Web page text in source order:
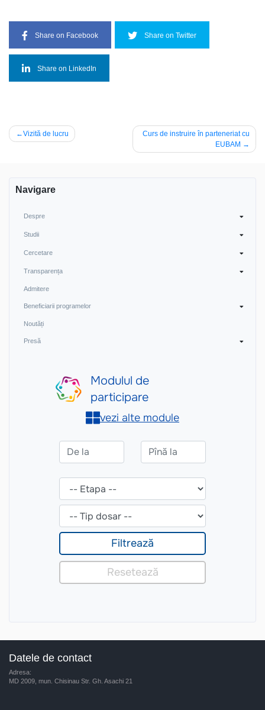
Share on Facebook Share on Twitter
Share on LinkedIn
Navigare
Vizită de lucru
Curs de instruire în parteneriat cu
EUBAM
Navigare
Despre
Studii
Cercetare
Transparența
Admitere
Beneficiarii programelor
Noutăți
Presă
Datele de contact
Adresa:
MD 2009, mun. Chisinau Str. Gh. Asachi 21